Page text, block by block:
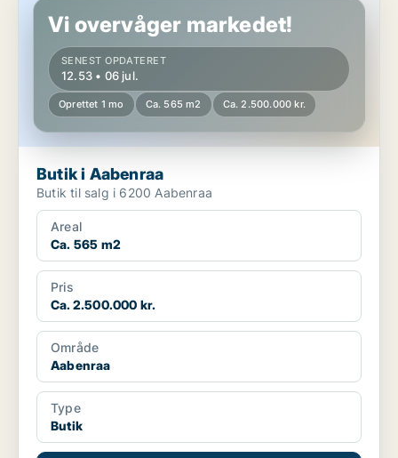
Vi overvåger markedet!
SENEST OPDATERET
12.53 • 06 jul.
Oprettet 1 mo Ca. 565 m2 Ca. 2.500.000 kr.
Butik i Aabenraa
Butik til salg i 6200 Aabenraa
Areal
Ca. 565 m2
Pris
Ca. 2.500.000 kr.
Område
Aabenraa
Type
Butik